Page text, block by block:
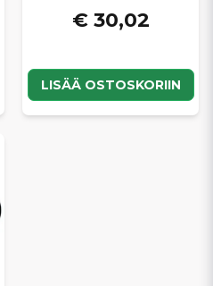
€ 30,02
LISÄÄ OSTOSKORIIN